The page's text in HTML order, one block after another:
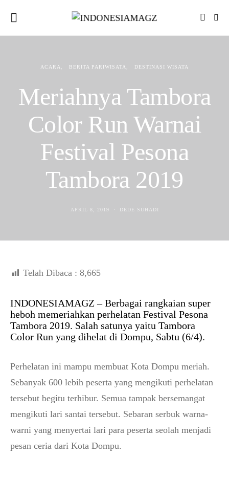
ACARA BERITA PARIWISATA DESTINASI WISATA
Meriahnya Tambora
Color Run Warnai
Festival Pesona
Tambora 2019
APRIL 8, 2019 DEDE SUHADI
Telah Dibaca : 8,665
INDONESIAMAGZ – Berbagai rangkaian super
heboh memeriahkan perhelatan Festival Pesona
Tambora 2019. Salah satunya yaitu Tambora
Color Run yang dihelat di Dompu, Sabtu (6/4).
Perhelatan ini mampu membuat Kota Dompu meriah.
Sebanyak 600 lebih peserta yang mengikuti perhelatan
tersebut begitu terhibur. Semua tampak bersemangat
mengikuti lari santai tersebut. Sebaran serbuk warna-
warni yang menyertai lari para peserta seolah menjadi
pesan ceria dari Kota Dompu.